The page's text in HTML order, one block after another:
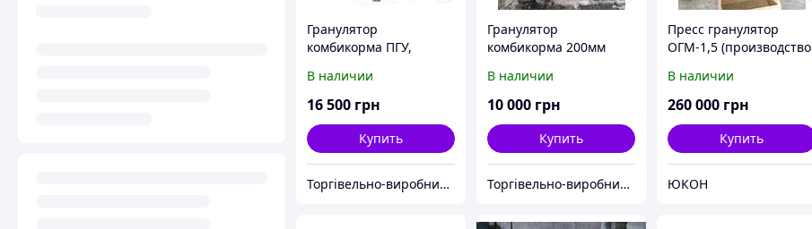
Гранулятор
комбикорма ПГУ,
200мм, 220 кг/час
7,5кВт
В наличии
16 500 грн
Купить
Торгівельно-виробнича компанія "Трініті"
Гранулятор
комбикорма 200мм
двигателя), подвижная
матрица, под
двигатель 5,5кВт
В наличии
10 000 грн
Купить
Торгівельно-виробнича компанія "Трініті"
Пресс гранулятор
ОГМ-1,5 (производство
В наличии
260 000 грн
Купить
ЮКОН